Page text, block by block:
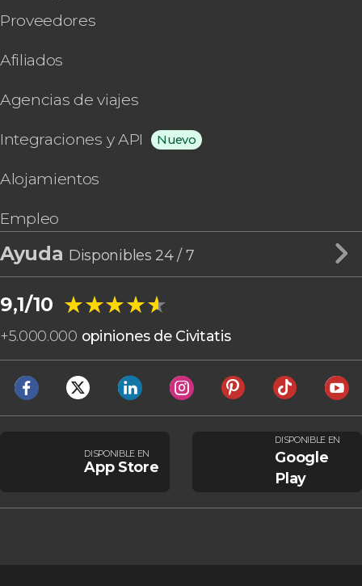
Proveedores
Afiliados
Agencias de viajes
Integraciones y API Nuevo
Alojamientos
Empleo
Ayuda Disponibles 24 / 7
9,1/10 ★★★★★
★★★★★
+5.000.000 opiniones de Civitatis
DISPONIBLE EN
App Store
DISPONIBLE EN
Google
Play